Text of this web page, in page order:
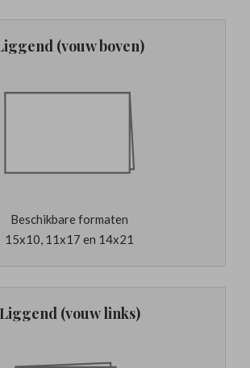
(vouw boven)
Beschikbare formaten
15x10, 11x17 en 14x21
Liggend (vouw links)